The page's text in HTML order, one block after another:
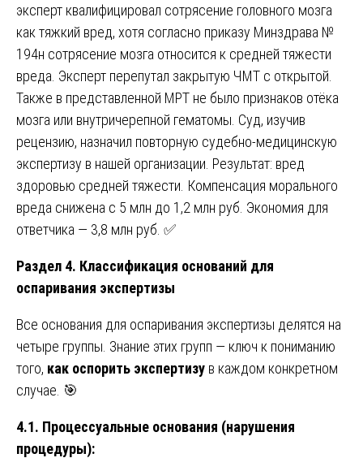
эксперт квалифицировал сотрясение головного мозга
как тяжкий вред, хотя согласно приказу Минздрава №
194н сотрясение мозга относится к средней тяжести
вреда. Эксперт перепутал закрытую ЧМТ с открытой.
Также в представленной МРТ не было признаков отёка
мозга или внутричерепной гематомы. Суд, изучив
рецензию, назначил повторную судебно-медицинскую
экспертизу в нашей организации. Результат: вред
здоровью средней тяжести. Компенсация морального
вреда снижена с 5 млн до 1,2 млн руб. Экономия для
ответчика — 3,8 млн руб. ✅
Раздел 4. Классификация оснований для
оспаривания экспертизы
Все основания для оспаривания экспертизы делятся на
четыре группы. Знание этих групп — ключ к пониманию
того, как оспорить экспертизу в каждом конкретном
случае. 🎯
4.1. Процессуальные основания (нарушения
процедуры):